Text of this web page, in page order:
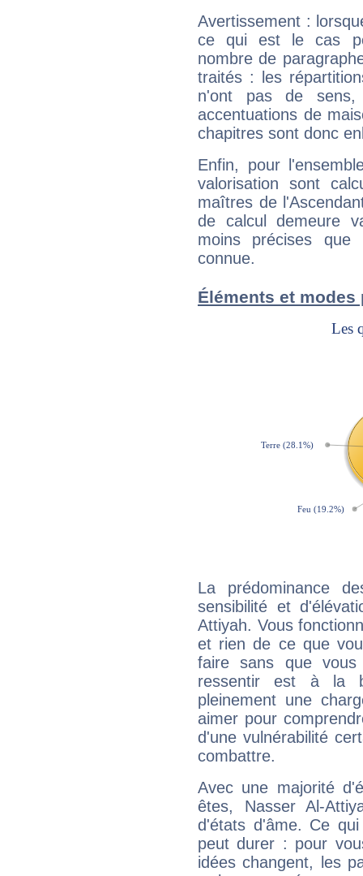
Avertissement :
ce qui est le cas
nombre de
traités : les
n'ont pas de sens,
accentuations de
chapitres sont donc
Enfin, pour
valorisation sont
maîtres de
de calcul demeure
moins précises que
connue.
Éléments et
La prédominance
sensibilité et
Attiyah. Vous
et rien de ce que
faire sans que
ressentir est à la
pleinement une
aimer pour
d'une vulnérabilité
combattre.
Avec une majorité
êtes, Nasser Al-
d'états d'âme. Ce
peut durer : pour
idées changent, les